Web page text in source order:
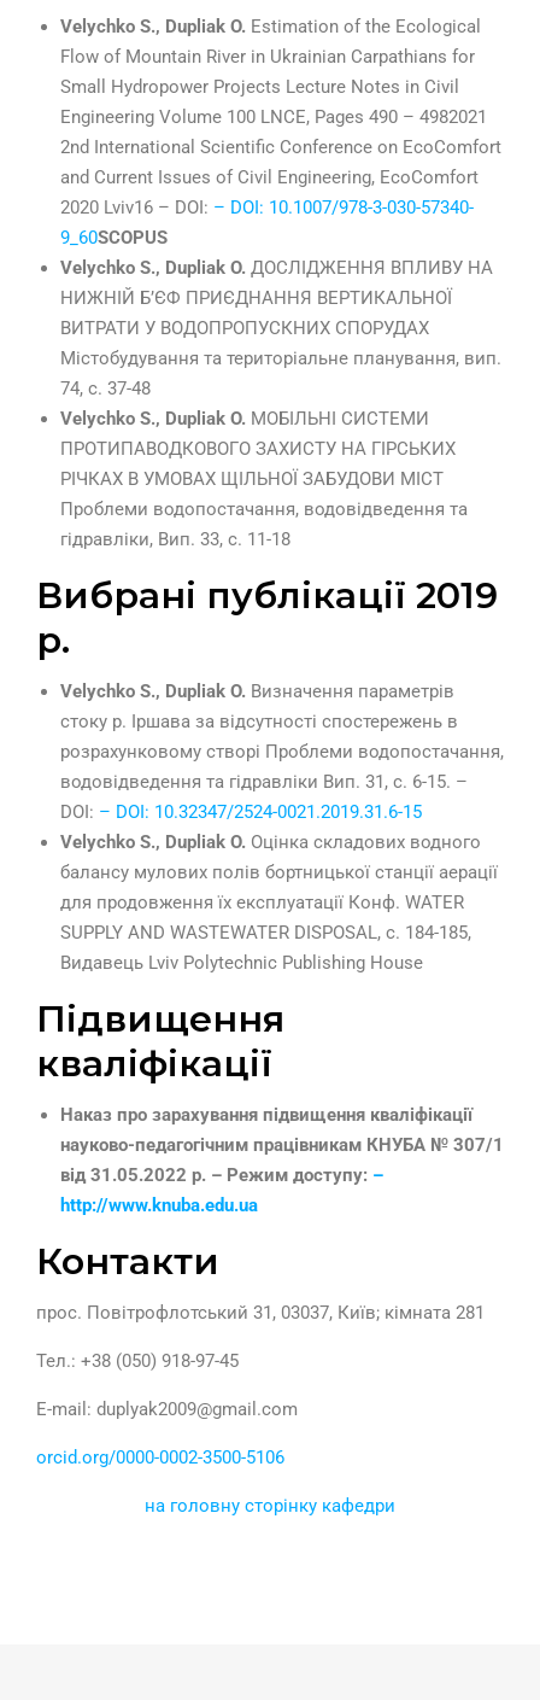
Velychko S., Dupliak O. Estimation of the Ecological
Flow of Mountain River in Ukrainian Carpathians for
Small Hydropower Projects Lecture Notes in Civil
Engineering Volume 100 LNCE, Pages 490 – 4982021
2nd International Scientific Conference on EcoComfort
and Current Issues of Civil Engineering, EcoComfort
2020 Lviv16 – DOI: – DOI: 10.1007/978-3-030-57340-
9_60SCOPUS
Velychko S., Dupliak O. ДОСЛІДЖЕННЯ ВПЛИВУ НА
НИЖНІЙ Б’ЄФ ПРИЄДНАННЯ ВЕРТИКАЛЬНОЇ
ВИТРАТИ У ВОДОПРОПУСКНИХ СПОРУДАХ
Містобудування та територіальне планування, вип.
74, с. 37-48
Velychko S., Dupliak O. МОБІЛЬНІ СИСТЕМИ
ПРОТИПАВОДКОВОГО ЗАХИСТУ НА ГІРСЬКИХ
РІЧКАХ В УМОВАХ ЩІЛЬНОЇ ЗАБУДОВИ МІСТ
Проблеми водопостачання, водовідведення та
гідравліки, Вип. 33, с. 11-18
Вибрані публікації 2019
р.
Velychko S., Dupliak O. Визначення параметрів
стоку р. Іршава за відсутності спостережень в
розрахунковому створі Проблеми водопостачання,
водовідведення та гідравліки Вип. 31, с. 6-15. –
DOI: – DOI: 10.32347/2524-0021.2019.31.6-15
Velychko S., Dupliak O. Оцінка складових водного
балансу мулових полів бортницької станції аерації
для продовження їх експлуатації Конф. WATER
SUPPLY AND WASTEWATER DISPOSAL, с. 184-185,
Видавець Lviv Polytechnic Publishing House
Підвищення
кваліфікації
Наказ про зарахування підвищення кваліфікації
науково-педагогічним працівникам КНУБА № 307/1
від 31.05.2022 р. – Режим доступу: –
http://www.knuba.edu.ua
Контакти
прос. Повітрофлотський 31, 03037, Київ; кімната 281
Тел.: +38 (050) 918-97-45
E-mail: duplyak2009@gmail.com
orcid.org/0000-0002-3500-5106
на головну сторінку кафедри